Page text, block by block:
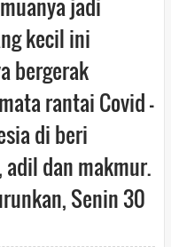
kecil ini
bergerak
rantai Covid -
di beri
dan makmur.
Senin 30